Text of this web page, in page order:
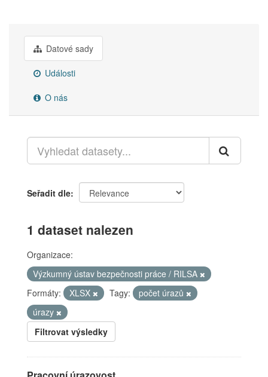
Datové sady
Události
O nás
Seřadit dle
1 dataset nalezen
Organizace:
Výzkumný ústav bezpečnosti práce / RILSA
Formáty:
XLSX Tagy:
počet úrazů
úrazy
Filtrovat výsledky